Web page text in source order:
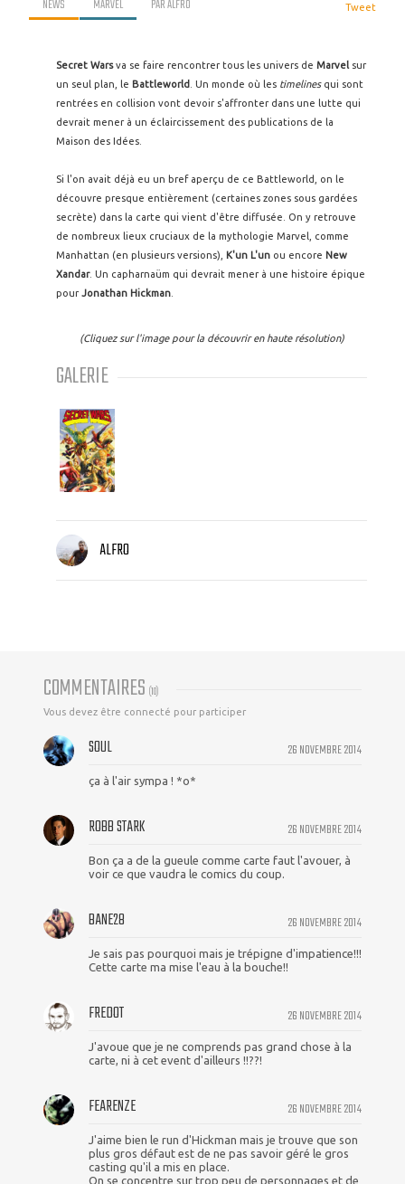
NEWS MARVEL PARALFRO Tweet
Secret Warsva se faire rencontrer tous les univers de Marvel sur
un seul plan, le Battleworld . Un monde où les timelinesqui sont
rentrées en collision vont devoir s'affronter dans une lutte qui
devrait mener à un éclaircissement des publications de la
Maison des Idées.
Si l'on avait déjà eu un bref aperçu de ce Battleworld, on le
découvre presque entièrement (certaines zones sous gardées
secrète) dans la carte qui vient d'être diffusée. On y retrouve
de nombreux lieux cruciaux de la mythologie Marvel, comme
Manhattan (en plusieurs versions), K'un L'un ou encore New
Xandar. Un capharnaüm qui devrait mener à une histoire épique
pourJonathan Hickman
(Cliquez sur l'image pour la découvrir en haute résolution)
GALERIE
ALFRO
COMMENTAIRES (10)
Vous devez être connecté pour participer
26 NOVEMBRE 2014
SOUL
ça à l'air sympa ! *o*
26 NOVEMBRE 2014
ROBB STARK
Bon ça a de la gueule comme carte faut l'avouer, à
voir ce que vaudra le comics du coup.
26 NOVEMBRE 2014
BANE28
Je sais pas pourquoi mais je trépigne d'impatience!!!
Cette carte ma mise l'eau à la bouche!!
26 NOVEMBRE 2014
FREDOT
J'avoue que je ne comprends pas grand chose à la
carte, ni à cet event d'ailleurs !!??!
26 NOVEMBRE 2014
FEARENZE
J'aime bien le run d'Hickman mais je trouve que son
plus gros défaut est de ne pas savoir géré le gros
casting qu'il a mis en place.
On se concentre sur trop peu de personnages et de